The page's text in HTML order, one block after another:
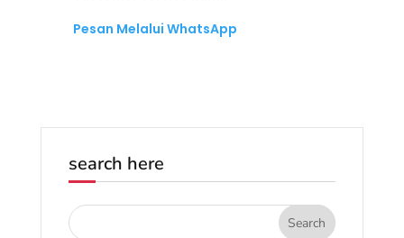
Pesan Melalui WhatsApp
search here